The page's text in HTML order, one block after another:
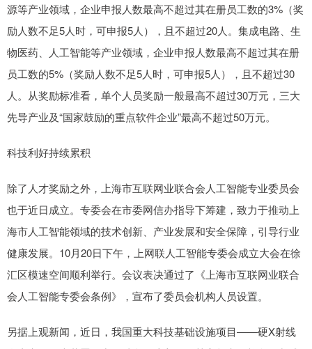
源等产业领域，企业申报人数最高不超过其在册员工数的3%（奖
励人数不足5人时，可申报5人），且不超过20人。集成电路、生
物医药、人工智能等产业领域，企业申报人数最高不超过其在册
员工数的5%（奖励人数不足5人时，可申报5人），且不超过30
人。从奖励标准看，单个人员奖励一般最高不超过30万元，三大
先导产业及“国家鼓励的重点软件企业”最高不超过50万元。
科技利好持续累积
除了人才奖励之外，上海市互联网业联合会人工智能专业委员会
也于近日成立。专委会在市委网信办指导下筹建，致力于推动上
海市人工智能领域的技术创新、产业发展和安全保障，引导行业
健康发展。10月20日下午，上网联人工智能专委会成立大会在徐
汇区模速空间顺利举行。会议表决通过了《上海市互联网业联合
会人工智能专委会条例》，宣布了委员会机构人员设置。
另据上观新闻，近日，我国重大科技基础设施项目——硬X射线